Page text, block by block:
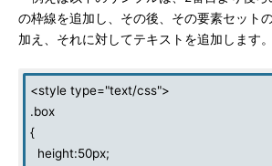
の枠線を追加し、その後、その要素セット
加え、それに対してテキストを追加します。
<style type="text/css">
.box
{
height:50px;